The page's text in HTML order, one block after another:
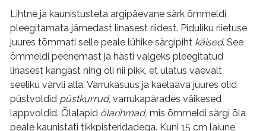
Lihtne ja kaunistusteta argipäevane särk õmmeldi
pleegitamata jämedast linasest riidest. Piduliku riietuse
juures tõmmati selle peale lühike särgipiht käised. See
õmmeldi peenemast ja hästi valgeks pleegitatud
linasest kangast ning oli nii pikk, et ulatus vaevalt
seeliku värvli alla. Varrukasuus ja kaelaava juures olid
püstvoldid püstkurrud, varrukapärades väikesed
lappvoldid. Õlalapid õlarihmad, mis õmmeldi särgi õla
peale kaunistati tikkpisteridadega. Kuni 15 cm laiune